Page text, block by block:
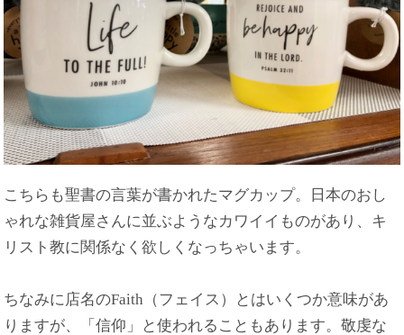
こちらも聖書の言葉が書かれたマグカップ。日本のおし
ゃれな雑貨屋さんに並ぶようなカワイイものがあり、キ
リスト教に関係なく欲しくなっちゃいます。
ちなみに店名のFaith（フェイス）とはいくつか意味があ
りますが、「信仰」と使われることもあります。敬虔な